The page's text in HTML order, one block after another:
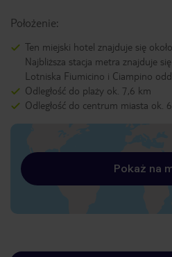
Położenie:
Ten miejski hotel znajduje się
Najbliższa stacja metra znajduje
Lotniska Fiumicino i Ciampino
Odległość do plaży ok. 7,6 km
Odległość do centrum miasta ok.
Pokaż na